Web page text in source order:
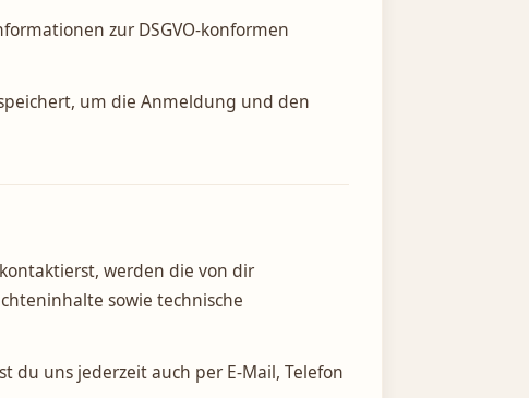
zur DSGVO-konformen
um die Anmeldung und den
werden die von dir
sowie technische
du uns jederzeit auch per E-Mail, Telefon